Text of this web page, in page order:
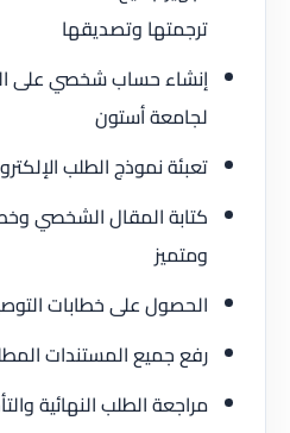
ترجمتها وتصديقها
إنشاء حساب شخصي على
لجامعة أستون
تعبئة نموذج الطلب
كتابة المقال الشخصي
ومتميز
الحصول على خطابات
رفع جميع المستندات
مراجعة الطلب النهائية